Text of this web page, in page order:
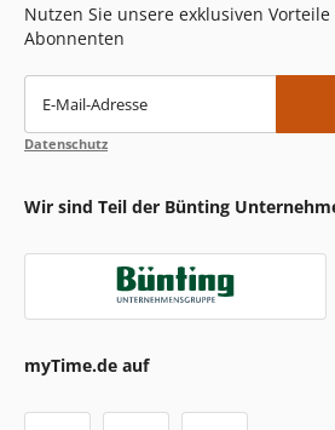
Nutzen Sie unsere exklusiven
Abonnenten
E-Mail-Adresse
Datenschutz
Wir sind Teil der Bünting
myTime.de auf